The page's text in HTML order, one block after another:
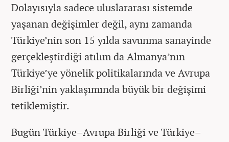
Dolayısıyla sadece uluslararası sistemde
yaşanan değişimler değil, aynı zamanda
Türkiye’nin son 15 yılda savunma sanayinde
gerçekleştirdiği atılım da Almanya’nın
Türkiye’ye yönelik politikalarında ve Avrupa
Birliği’nin yaklaşımında büyük bir değişimi
tetiklemiştir.
Bugün Türkiye–Avrupa Birliği ve Türkiye–